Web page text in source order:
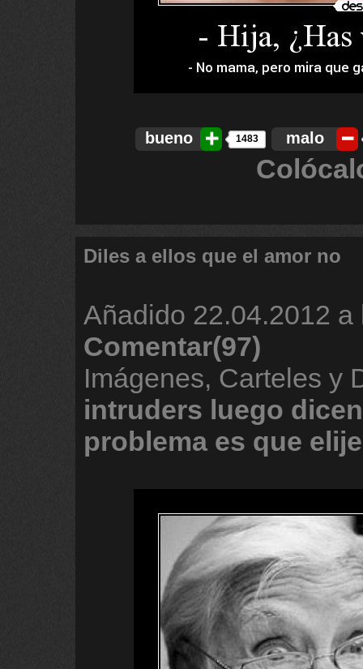
bueno 1483 malo
Diles a ellos que el amor no
Añadido 22.04.2012 a
Comentar(97)
Imágenes, Carteles y
intruders luego dicen
problema es que